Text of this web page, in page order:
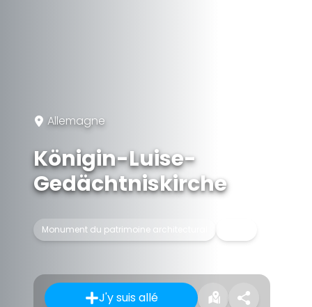
Allemagne
Königin-Luise-
Gedächtniskirche
Monument du patrimoine architectural
J'y suis allé